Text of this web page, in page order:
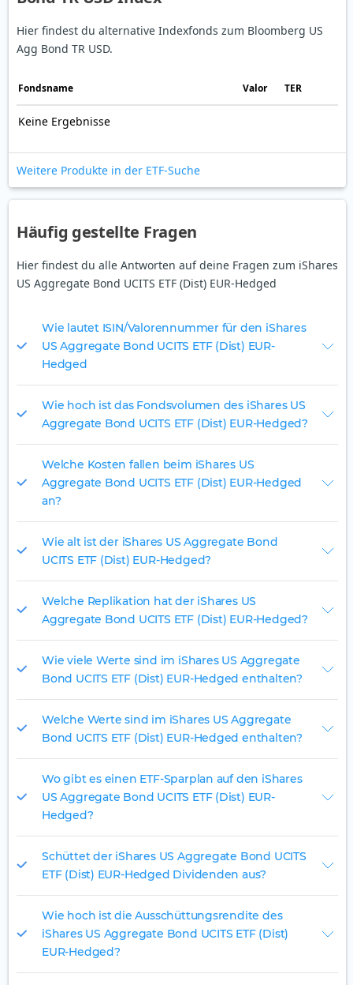
Hier findest du alternative Indexfonds zum Bloomberg US
Agg Bond TR USD.
Fonds­name Valor TER
Keine Ergebnisse
Weitere Produkte in der ETF-Suche
Häufig gestellte Fragen
Hier findest du alle Antworten auf deine Fragen zum iShares
US Aggregate Bond UCITS ETF (Dist) EUR-Hedged
Wie lautet ISIN/Valorennummer für den iShares
US Aggregate Bond UCITS ETF (Dist) EUR-
Hedged
Wie hoch ist das Fondsvolumen des iShares US
Aggregate Bond UCITS ETF (Dist) EUR-Hedged?
Welche Kosten fallen beim iShares US
Aggregate Bond UCITS ETF (Dist) EUR-Hedged
an?
Wie alt ist der iShares US Aggregate Bond
UCITS ETF (Dist) EUR-Hedged?
Welche Replikation hat der iShares US
Aggregate Bond UCITS ETF (Dist) EUR-Hedged?
Wie viele Werte sind im iShares US Aggregate
Bond UCITS ETF (Dist) EUR-Hedged enthalten?
Welche Werte sind im iShares US Aggregate
Bond UCITS ETF (Dist) EUR-Hedged enthalten?
Wo gibt es einen ETF-Sparplan auf den iShares
US Aggregate Bond UCITS ETF (Dist) EUR-
Hedged?
Schüttet der iShares US Aggregate Bond UCITS
ETF (Dist) EUR-Hedged Dividenden aus?
Wie hoch ist die Ausschüttungsrendite des
iShares US Aggregate Bond UCITS ETF (Dist)
EUR-Hedged?